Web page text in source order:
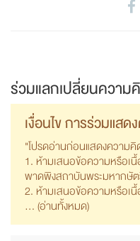
ร่วมแลกเปลี่ยนความ
เงื่อนไข การร่วมแส
"โปรดอ่านก่อนแสดงความคิ
1. ห้ามเสนอข้อความหรือ
พาดพิงสถาบันพระมหากษัต
2. ห้ามเสนอข้อความหรือเ
... (อ่านทั้งหมด)